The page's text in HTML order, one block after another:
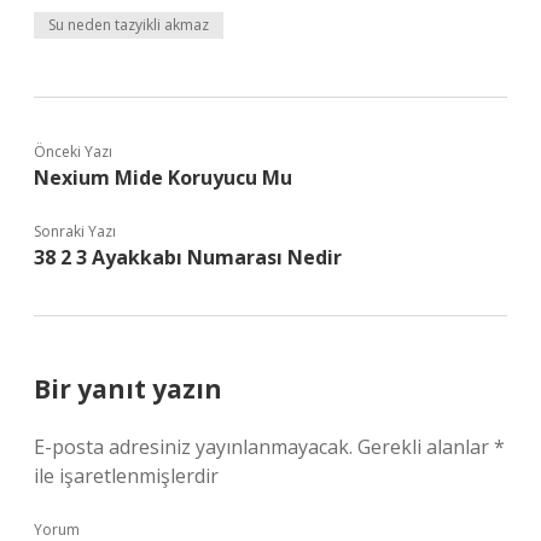
Su neden tazyikli akmaz
Önceki Yazı
Nexium Mide Koruyucu Mu
Sonraki Yazı
38 2 3 Ayakkabı Numarası Nedir
Bir yanıt yazın
E-posta adresiniz yayınlanmayacak. Gerekli alanlar*
ile işaretlenmişlerdir
Yorum